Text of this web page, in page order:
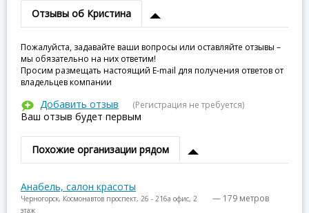
Отзывы об Кристина
Пожалуйста, задавайте ваши вопросы или оставляйте отзывы –
мы обязательно на них ответим!
Просим размещать настоящий E-mail для получения ответов от
владельцев компании
Добавить отзыв (Регистрация не требуется)
Ваш отзыв будет первым
Похожие организации рядом
Анабель, салон красоты
Черногорск, Космонавтов проспект, 26 - 216а офис, 2
этаж
— 179 метров